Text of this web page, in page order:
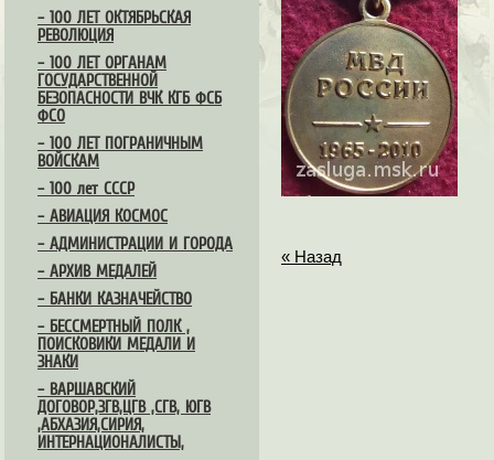
– 100 ЛЕТ ОКТЯБРЬСКАЯ
РЕВОЛЮЦИЯ
– 100 ЛЕТ ОРГАНАМ
ГОСУДАРСТВЕННОЙ
БЕЗОПАСНОСТИ ВЧК КГБ ФСБ
ФСО
– 100 ЛЕТ ПОГРАНИЧНЫМ
ВОЙСКАМ
– 100 лет СССР
– АВИАЦИЯ КОСМОС
– АДМИНИСТРАЦИИ И ГОРОДА
– АРХИВ МЕДАЛЕЙ
– БАНКИ КАЗНАЧЕЙСТВО
– БЕССМЕРТНЫЙ ПОЛК ,
ПОИСКОВИКИ МЕДАЛИ И
ЗНАКИ
– ВАРШАВСКИЙ
ДОГОВОР,ЗГВ,ЦГВ ,СГВ, ЮГВ
,АБХАЗИЯ,СИРИЯ,
ИНТЕРНАЦИОНАЛИСТЫ,
« Назад